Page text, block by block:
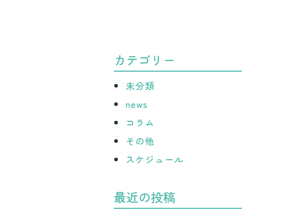
カテゴリー
未分類
news
コラム
その他
スケジュール
最近の投稿